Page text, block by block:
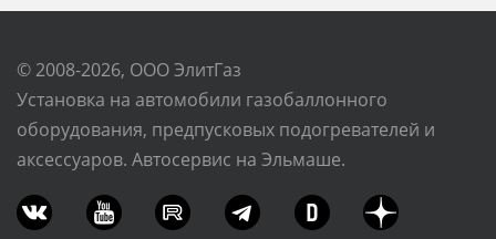
© 2008-2026, ООО ЭлитГаз
Установка на автомобили газобаллонного
оборудования, предпусковых подогревателей и
аксессуаров. Автосервис на Эльмаше.